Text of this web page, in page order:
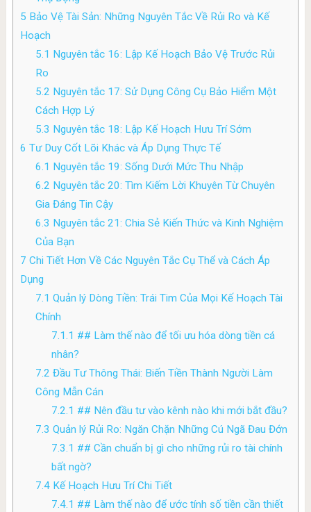
5 Bảo Vệ Tài Sản: Những Nguyên Tắc Về Rủi Ro và Kế
Hoạch
5.1 Nguyên tắc 16: Lập Kế Hoạch Bảo Vệ Trước Rủi
Ro
5.2 Nguyên tắc 17: Sử Dụng Công Cụ Bảo Hiểm Một
Cách Hợp Lý
5.3 Nguyên tắc 18: Lập Kế Hoạch Hưu Trí Sớm
6 Tư Duy Cốt Lõi Khác và Áp Dụng Thực Tế
6.1 Nguyên tắc 19: Sống Dưới Mức Thu Nhập
6.2 Nguyên tắc 20: Tìm Kiếm Lời Khuyên Từ Chuyên
Gia Đáng Tin Cậy
6.3 Nguyên tắc 21: Chia Sẻ Kiến Thức và Kinh Nghiệm
Của Bạn
7 Chi Tiết Hơn Về Các Nguyên Tắc Cụ Thể và Cách Áp
Dụng
7.1 Quản lý Dòng Tiền: Trái Tim Của Mọi Kế Hoạch Tài
Chính
7.1.1 ## Làm thế nào để tối ưu hóa dòng tiền cá
nhân?
7.2 Đầu Tư Thông Thái: Biến Tiền Thành Người Làm
Công Mẫn Cán
7.2.1 ## Nên đầu tư vào kênh nào khi mới bắt đầu?
7.3 Quản lý Rủi Ro: Ngăn Chặn Những Cú Ngã Đau Đớn
7.3.1 ## Cần chuẩn bị gì cho những rủi ro tài chính
bất ngờ?
7.4 Kế Hoạch Hưu Trí Chi Tiết
7.4.1 ## Làm thế nào để ước tính số tiền cần thiết